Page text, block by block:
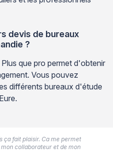
devis de bureaux
?
que pro permet d'obtenir
Vous pouvez
différents bureaux d'étude
ça fait plaisir. Ca me permet
collaborateur et de mon